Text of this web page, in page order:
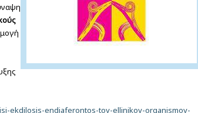
ekdilosis-endiaferontos-toy-ellinikoy-organismoy-